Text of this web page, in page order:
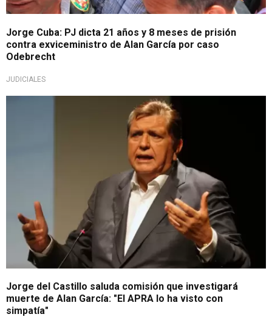
Jorge Cuba: PJ dicta 21 años y 8 meses de prisión
contra exviceministro de Alan García por caso
Odebrecht
JUDICIALES
Jorge del Castillo saluda comisión que investigará
muerte de Alan García: "El APRA lo ha visto con
simpatía"